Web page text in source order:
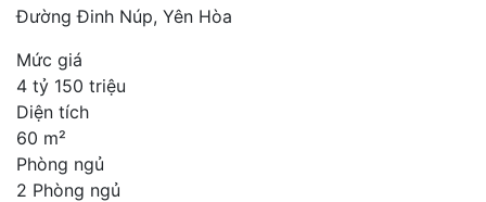
Đường Đinh Núp, Yên Hòa
Mức giá
4 tỷ 150 triệu
Diện tích
60 m²
Phòng ngủ
2 Phòng ngủ